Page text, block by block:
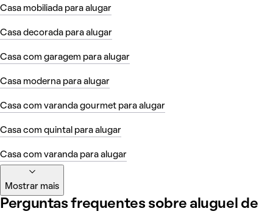
Casa mobiliada para alugar
Casa decorada para alugar
Casa com garagem para alugar
Casa moderna para alugar
Casa com varanda gourmet para alugar
Casa com quintal para alugar
Casa com varanda para alugar
Mostrar mais
Perguntas frequentes sobre aluguel de